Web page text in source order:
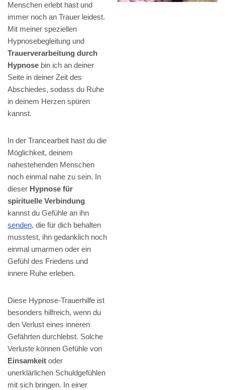
Menschen erlebt hast und
immer noch an Trauer leidest.
Mit meiner speziellen
Hypnosebegleitung und
Trauerverarbeitung durch
Hypnose bin ich an deiner
Seite in deiner Zeit des
Abschiedes, sodass du Ruhe
in deinem Herzen spüren
kannst.
In der Trancearbeit hast du die
Möglichkeit, deinem
nahestehenden Menschen
noch einmal nahe zu sein. In
dieser Hypnose für
spirituelle Verbindung
kannst du Gefühle an ihn
senden, die für dich behalten
musstest, ihn gedanklich noch
einmal umarmen oder ein
Gefühl des Friedens und
innere Ruhe erleben.
Diese Hypnose-Trauerhilfe ist
besonders hilfreich, wenn du
den Verlust eines inneren
Gefährten durchlebst. Solche
Verluste können Gefühle von
Einsamkeit oder
unerklärlichen Schuldgefühlen
mit sich bringen. In einer